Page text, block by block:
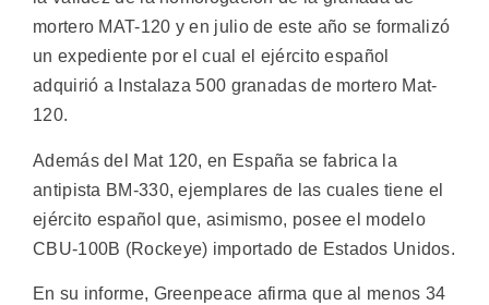
mortero MAT-120 y en julio de este año se formalizó
un expediente por el cual el ejército español
adquirió a Instalaza 500 granadas de mortero Mat-
120.
Además del Mat 120, en España se fabrica la
antipista BM-330, ejemplares de las cuales tiene el
ejército español que, asimismo, posee el modelo
CBU-100B (Rockeye) importado de Estados Unidos.
En su informe, Greenpeace afirma que al menos 34